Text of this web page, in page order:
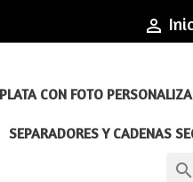

CON FOTO
SEPARADORES Y CADENAS
search